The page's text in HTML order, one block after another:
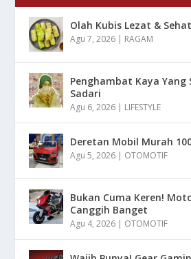
Olah Kubis Lezat &
Agu 7, 2026 | RAGAM
Penghambat Kaya Yang
Sadari
Agu 6, 2026 | LIFESTYLE
Deretan Mobil Murah
Agu 5, 2026 | OTOMOTIF
Bukan Cuma Keren!
Canggih Banget
Agu 4, 2026 | OTOMOTIF